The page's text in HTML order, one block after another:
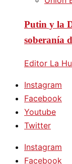
Putin y la
soberanía
Editor La
Instagram
Facebook
Youtube
Twitter
Instagram
Facebook